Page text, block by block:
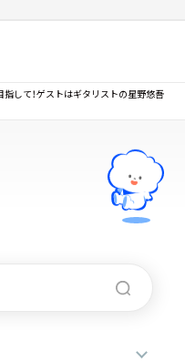
して！ゲストはギタリストの星野悠吾